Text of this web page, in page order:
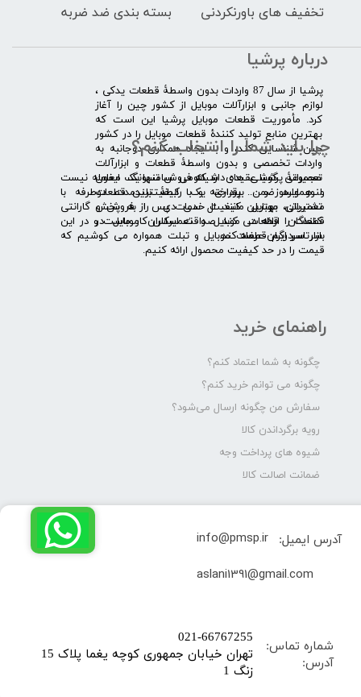
تخفیف های باورنکردنی بسته بندی ضد ضربه
درباره پرشیا
​پرشیا از سال 87 واردات بدون واسطۀ قطعات یدکی ،
لوازم جانبی و ابزارآلات موبایل از کشور چین را آغاز
کرد. مأموریت قطعات موبایل پرشیا این است که
بهترین منابع تولید کنندۀ قطعات موبایل را در کشور
چین شناسایی کند، و با ایجاد همکاری دوجانبه به
واردات تخصصی و بدون واسطۀ قطعات و ابزارآلات
تعمیراتی گوشی های شیائومی سامسونگ ایفون
لنوو ایسوز و .... پرداخته و با کیفیت­ترین قطعات
تعمیراتی موبایل مانند ال سی دی را به پخش
کنندگان قطعات موبایل و تعمیرکاران موبایل در
سرتاسر ایران عرضه کند.
راهنمای خرید
چگونه به شما اعتماد کنم؟
چگونه می توانم خرید کنم؟
سفارش من چگونه ارسال می‌شود؟
رویه برگرداندن کالا
شیوه های پرداخت وجه
ضمانت اصالت کالا
چرا باید شما را انتخاب کنم؟
​​ ​مجموعۀ پرشیا عقیده دارد که فروش تنها یک معامله نیست
و همواره ضمن برقراری یک رابطۀ بلندمدت دوطرفه با
مشتریان، بهترین کیفیت خدمات پس از فروش و گارانتی
قطعات را ارائه می­ کند. صداقت اساس کار ماست و در این
بازار سردرگم قطعات موبایل و تبلت همواره می کوشیم که
قیمت را در حد کیفیت محصول ارائه کنیم.
شماره تماس:
آدرس:
​021-66767255
تهران خیابان جمهوری کوچه یغما پلاک 15
زنگ 1
آدرس ایمیل:
info@pmsp.ir
​aslani1391@gmail.com